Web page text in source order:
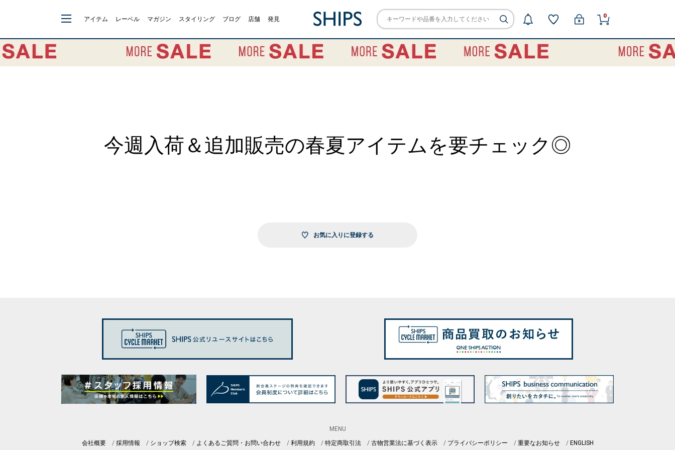
アイテム レーベル マガジン スタイリング ブログ 店舗 発見 0
今週入荷＆追加販売の春夏アイテムを要チェック◎
お気に入りに登録する
MENU
会社概要
採用情報 ショップ検索 よくあるご質問・お問い合わせ 利用規約 特定商取引法 古物営業法に基づく表示 プライバシーポリシー 重要なお知らせ ENGLISH